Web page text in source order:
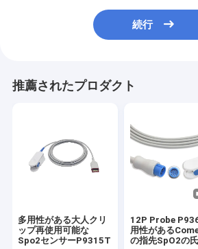
続行
推薦されたプロダクト
多用性がある大人クリ
ップ再使用可能な
Spo2センサーP9315T
12P Probe
用性がある
の指先SpO2の氏